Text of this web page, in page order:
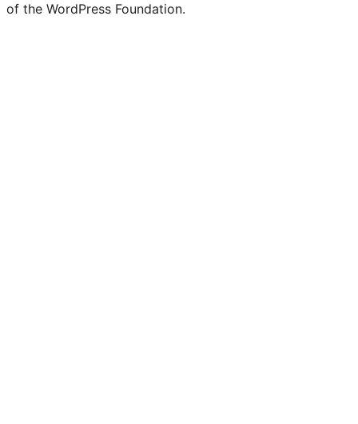
of the WordPress Foundation.